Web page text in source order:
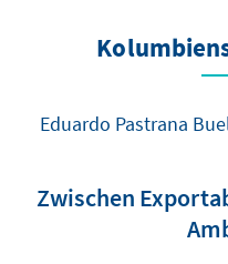
Eduardo Pastrana
Zwischen